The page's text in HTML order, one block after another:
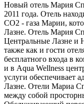
Новый отель Мария
2011 года. Отель
CO2 - газа Марии,
Лазне. Отель Мария
Центральные Лазне и
также как и гости
бесплатного входа в
и в Aqua Wellness
услуги обеспечивает
Лазне. Отели Мариа
между собой